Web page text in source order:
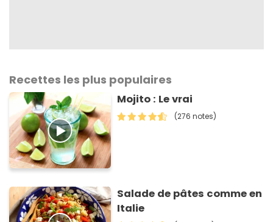
Recettes les plus populaires
Mojito : Le vrai
(276 notes)
Salade de pâtes comme en
Italie